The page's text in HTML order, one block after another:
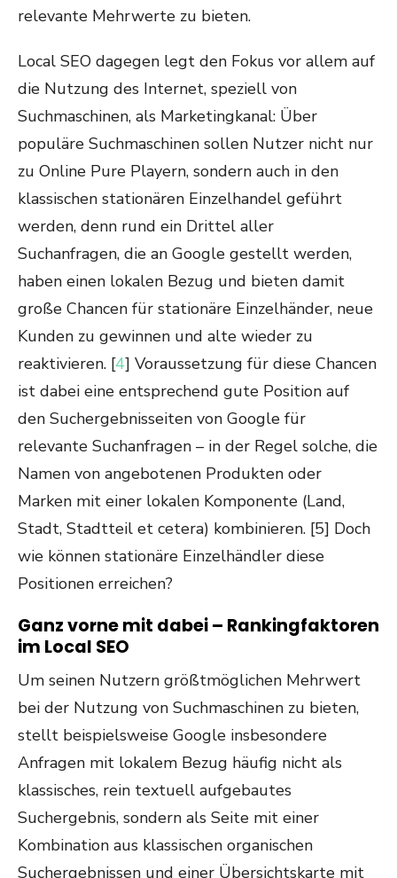
relevante Mehrwerte zu bieten.
Local SEO dagegen legt den Fokus vor allem auf
die Nutzung des Internet, speziell von
Suchmaschinen, als Marketingkanal: Über
populäre Suchmaschinen sollen Nutzer nicht nur
zu Online Pure Playern, sondern auch in den
klassischen stationären Einzelhandel geführt
werden, denn rund ein Drittel aller
Suchanfragen, die an Google gestellt werden,
haben einen lokalen Bezug und bieten damit
große Chancen für stationäre Einzelhänder, neue
Kunden zu gewinnen und alte wieder zu
reaktivieren. [4] Voraussetzung für diese Chancen
ist dabei eine entsprechend gute Position auf
den Suchergebnisseiten von Google für
relevante Suchanfragen – in der Regel solche, die
Namen von angebotenen Produkten oder
Marken mit einer lokalen Komponente (Land,
Stadt, Stadtteil et cetera) kombinieren. [5] Doch
wie können stationäre Einzelhändler diese
Positionen erreichen?
Ganz vorne mit dabei – Rankingfaktoren
im Local SEO
Um seinen Nutzern größtmöglichen Mehrwert
bei der Nutzung von Suchmaschinen zu bieten,
stellt beispielsweise Google insbesondere
Anfragen mit lokalem Bezug häufig nicht als
klassisches, rein textuell aufgebautes
Suchergebnis, sondern als Seite mit einer
Kombination aus klassischen organischen
Suchergebnissen und einer Übersichtskarte mit